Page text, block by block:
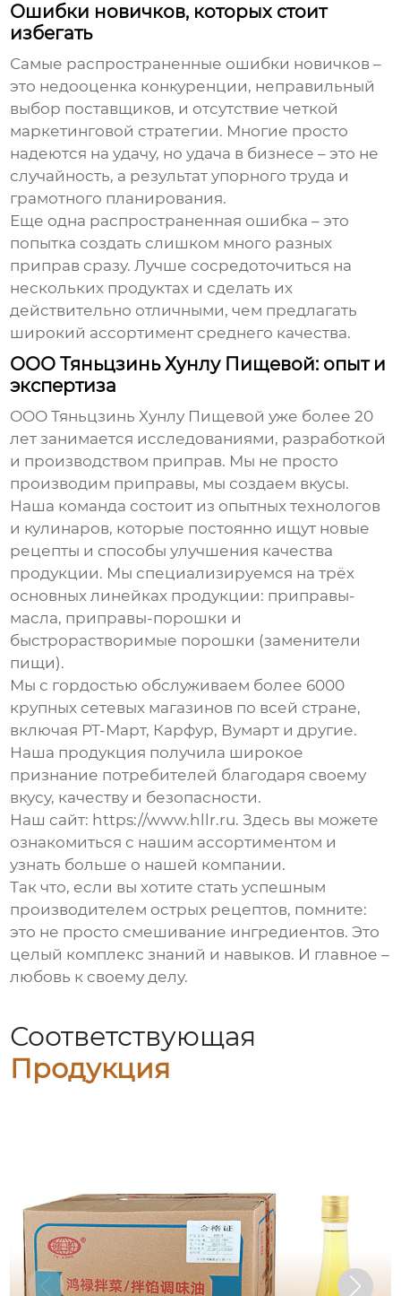
Ошибки новичков, которых стоит
избегать
Самые распространенные ошибки новичков –
это недооценка конкуренции, неправильный
выбор поставщиков, и отсутствие четкой
маркетинговой стратегии. Многие просто
надеются на удачу, но удача в бизнесе – это не
случайность, а результат упорного труда и
грамотного планирования.
Еще одна распространенная ошибка – это
попытка создать слишком много разных
приправ сразу. Лучше сосредоточиться на
нескольких продуктах и сделать их
действительно отличными, чем предлагать
широкий ассортимент среднего качества.
ООО Тяньцзинь Хунлу Пищевой: опыт и
экспертиза
ООО Тяньцзинь Хунлу Пищевой уже более 20
лет занимается исследованиями, разработкой
и производством приправ. Мы не просто
производим приправы, мы создаем вкусы.
Наша команда состоит из опытных технологов
и кулинаров, которые постоянно ищут новые
рецепты и способы улучшения качества
продукции. Мы специализируемся на трёх
основных линейках продукции: приправы-
масла, приправы-порошки и
быстрорастворимые порошки (заменители
пищи).
Мы с гордостью обслуживаем более 6000
крупных сетевых магазинов по всей стране,
включая РТ-Март, Карфур, Вумарт и другие.
Наша продукция получила широкое
признание потребителей благодаря своему
вкусу, качеству и безопасности.
Наш сайт: https://www.hllr.ru. Здесь вы можете
ознакомиться с нашим ассортиментом и
узнать больше о нашей компании.
Так что, если вы хотите стать успешным
производителем острых рецептов, помните:
это не просто смешивание ингредиентов. Это
целый комплекс знаний и навыков. И главное –
любовь к своему делу.
Соответствующая
Продукция